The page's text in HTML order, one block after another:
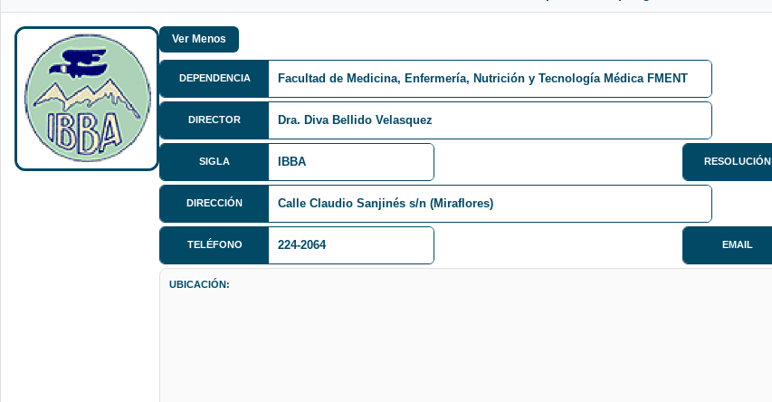
DEPENDENCIA Facultad de Medicina, Enfermería, Nutrición y Tecnología Médica FMENT
DIRECTOR Dra. Diva Bellido Velasquez
SIGLA IBBA RESOLUCIÓN
DIRECCIÓN Calle Claudio Sanjinés s/n (Miraflores)
TELÉFONO 224-2064 EMAIL
UBICACIÓN: